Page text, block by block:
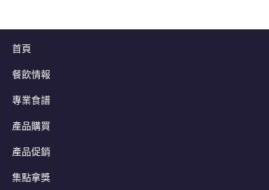
首頁
餐飲情報
專業食譜
產品購買
產品促銷
集點拿獎